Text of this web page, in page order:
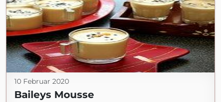
10 Februar 2020
Baileys Mousse